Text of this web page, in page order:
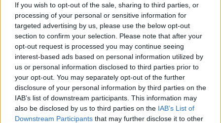
If you wish to opt-out of the sale, sharing to third parties, or
processing of your personal or sensitive information for
targeted advertising by us, please use the below opt-out
section to confirm your selection. Please note that after your
opt-out request is processed you may continue seeing
interest-based ads based on personal information utilized by
us or personal information disclosed to third parties prior to
your opt-out. You may separately opt-out of the further
disclosure of your personal information by third parties on the
IAB’s list of downstream participants. This information may
also be disclosed by us to third parties on the IAB’s List of
Downstream Participants that may further disclose it to other
SAM DJ 32bit es un sistema de DJ profesional para PC con
Windows con todas las funciones, ¡diseñado para
satisfacer las necesidades incluso de los DJs móviles más
exigentes! Si te tomas en serio tu música, entonces SAM
DJ es para ti. Cuenta con decks duales, fundido cruzado
(crossfading), sincronización de ritmos (beat matching),
karaoke, eliminador de pausas (gap killer), soporte para
una gran biblioteca multimedia, gestión de arrastrar y soltar
(drag & drop), búsqueda instantánea de canciones, soporte
para carátulas de álbum y mucho más. Perfecto para DJs